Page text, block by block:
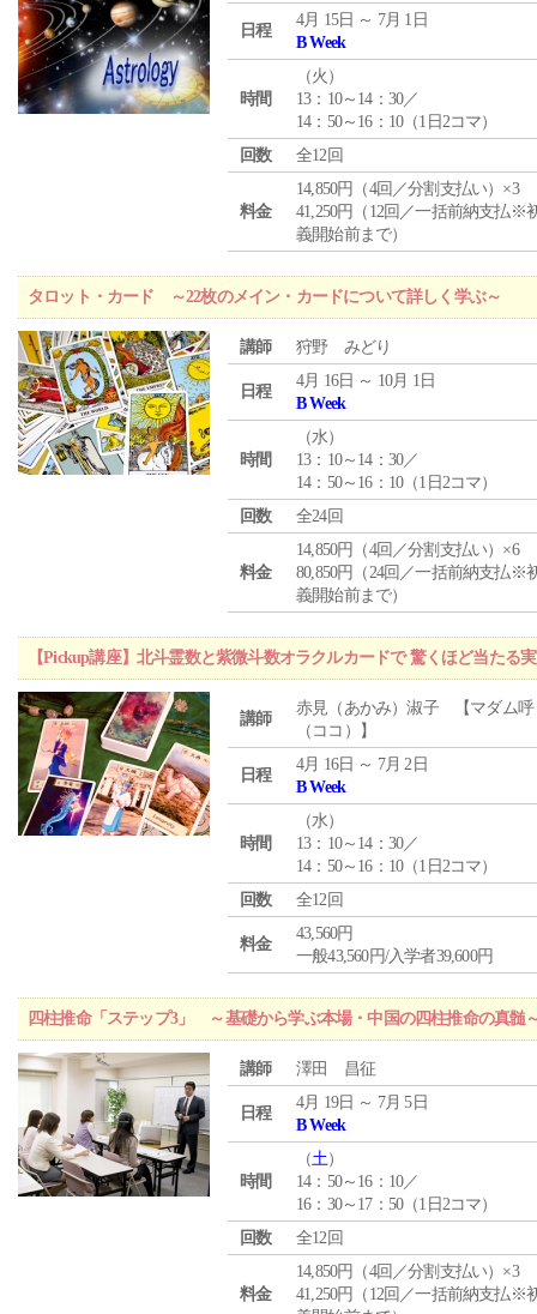
日程
4月 15日 ～ 7月 1日
B Week
時間
（火 ）
13：10～14：30／
14：50～16：10（1日2コマ）
回数
全12回
料金
14,850円（4回／分割支払い）×3
41,250円（12回／一括前納支払※
義開始前まで）
タロット・カード ～22枚のメイン・カードについて詳しく学ぶ～
講師 狩野 みどり
日程
4月 16日 ～ 10月 1日
B Week
時間
（水）
13：10～14：30／
14：50～16：10（1日2コマ）
回数
全24回
料金
14,850円（4回／分割支払い）×6
80,850円（24回／一括前納支払※
義開始前まで）
【Pickup講座】北斗霊数と紫微斗数オラクルカードで 驚くほど当たる
講師
赤見（あかみ）淑子 【マダム呼
（ココ）】
日程
4月 16日 ～ 7月 2日
B Week
時間
（水）
13：10～14：30／
14：50～16：10（1日2コマ）
回数
全12回
料金
43,560円
一般43,560円/入学者39,600円
四柱推命「ステップ3」 ～基礎から学ぶ本場・中国の四柱推命の真髄
講師 澤田 昌征
日程
4月 19日 ～ 7月 5日
B Week
時間
（土）
14：50～16：10／
16：30～17：50（1日2コマ）
回数
全12回
料金
14,850円（4回／分割支払い）×3
41,250円（12回／一括前納支払※